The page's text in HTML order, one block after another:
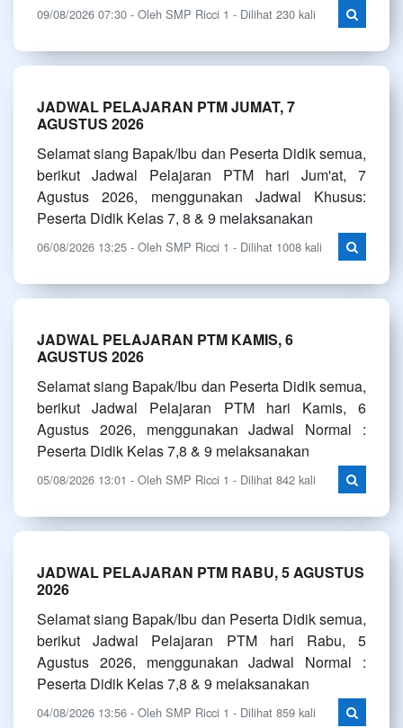
09/08/2026 07:30 - Oleh SMP Ricci 1 - Dilihat 230 kali
JADWAL PELAJARAN PTM JUMAT, 7
AGUSTUS 2026
Selamat siang Bapak/Ibu dan Peserta Didik semua,
berikut Jadwal Pelajaran PTM hari Jum'at, 7
Agustus 2026, menggunakan Jadwal Khusus:
Peserta Didik Kelas 7, 8 & 9 melaksanakan
06/08/2026 13:25 - Oleh SMP Ricci 1 - Dilihat 1008 kali
JADWAL PELAJARAN PTM KAMIS, 6
AGUSTUS 2026
Selamat siang Bapak/Ibu dan Peserta Didik semua,
berikut Jadwal Pelajaran PTM hari Kamis, 6
Agustus 2026, menggunakan Jadwal Normal :
Peserta Didik Kelas 7,8 & 9 melaksanakan
05/08/2026 13:01 - Oleh SMP Ricci 1 - Dilihat 842 kali
JADWAL PELAJARAN PTM RABU, 5 AGUSTUS
2026
Selamat siang Bapak/Ibu dan Peserta Didik semua,
berikut Jadwal Pelajaran PTM hari Rabu, 5
Agustus 2026, menggunakan Jadwal Normal :
Peserta Didik Kelas 7,8 & 9 melaksanakan
04/08/2026 13:56 - Oleh SMP Ricci 1 - Dilihat 859 kali